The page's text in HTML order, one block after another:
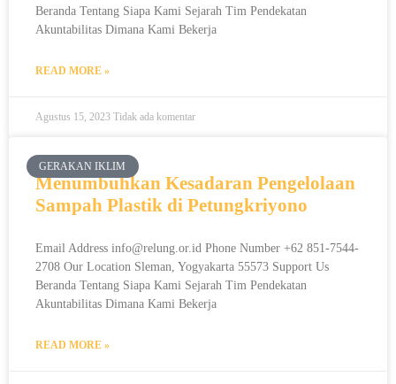
Beranda Tentang Siapa Kami Sejarah Tim Pendekatan
Akuntabilitas Dimana Kami Bekerja
READ MORE »
Agustus 15, 2023 Tidak ada komentar
GERAKAN IKLIM
Menumbuhkan Kesadaran Pengelolaan
Sampah Plastik di Petungkriyono
Email Address info@relung.or.id Phone Number +62 851-7544-
2708 Our Location Sleman, Yogyakarta 55573 Support Us
Beranda Tentang Siapa Kami Sejarah Tim Pendekatan
Akuntabilitas Dimana Kami Bekerja
READ MORE »